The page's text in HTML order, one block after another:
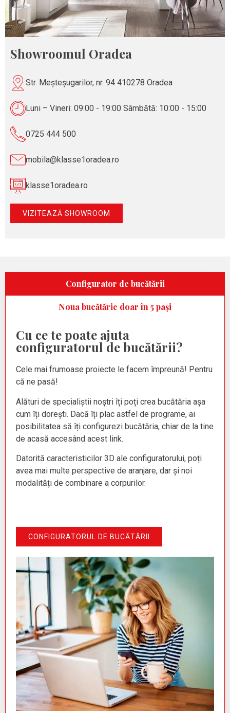
Showroomul Oradea
Str. Meșteșugarilor, nr. 94 410278 Oradea
Luni – Vineri: 09:00 - 19:00 Sâmbătă: 10:00 - 15:00
0725 444 500
mobila@klasse1oradea.ro
klasse1oradea.ro
VIZITEAZĂ SHOWROOM
Configurator de bucătării
Noua bucătărie doar în 5 pași
Cu ce te poate ajuta
configuratorul de bucătării?
Cele mai frumoase proiecte le facem împreună! Pentru
că ne pasă!
Alături de specialiștii noștri îți poți crea bucătăria așa
cum îți dorești. Dacă îți plac astfel de programe, ai
posibilitatea să îți configurezi bucătăria, chiar de la tine
de acasă accesând acest link.
Datorită caracteristicilor 3D ale configuratorului, poți
avea mai multe perspective de aranjare, dar și noi
modalități de combinare a corpurilor.
CONFIGURATORUL DE BUCĂTĂRII